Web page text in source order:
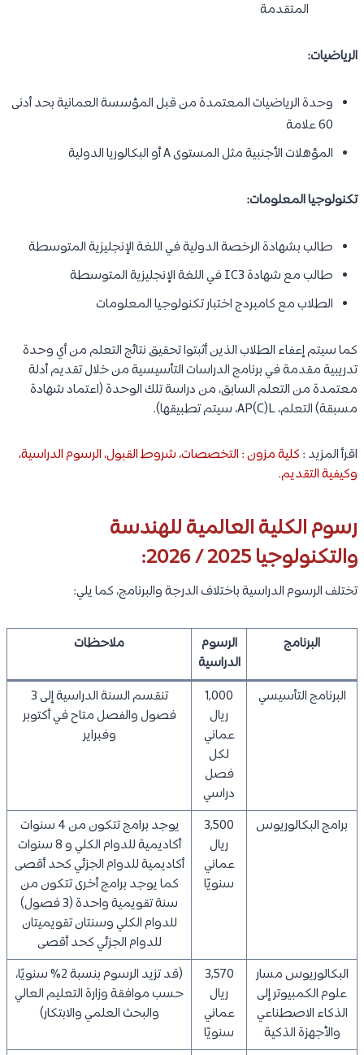
المتقدمة
الرياضيات:
وحدة الرياضيات المعتمدة من قبل المؤسسة العمانية بحد أدنى
60 علامة
المؤهلات الأجنبية مثل المستوى A أو البكالوريا الدولية
تكنولوجيا المعلومات:
طالب بشهادة الرخصة الدولية في اللغة الإنجليزية المتوسطة
طالب مع شهادة IC3 في اللغة الإنجليزية المتوسطة
الطلاب مع كامبردج اختبار تكنولوجيا المعلومات
كما سيتم إعفاء الطلاب الذين أثبتوا تحقيق نتائج التعلم من أي وحدة
تدريبية مقدمة في برنامج الدراسات التأسيسية من خلال تقديم أدلة
معتمدة من التعلم السابق، من دراسة تلك الوحدة (اعتماد شهادة
مسبقة) التعلم، AP(C)L، سيتم تطبيقها).
اقرأ المزيد : كلية مزون : التخصصات، شروط القبول، الرسوم الدراسية،
وكيفية التقديم.
رسوم الكلية العالمية للهندسة
والتكنولوجيا 2025 / 2026:
تختلف الرسوم الدراسية باختلاف الدرجة والبرنامج، كما يلي:
البرنامج
الرسوم
الدراسية
ملاحظات
البرنامج التأسيسي
1,000
ريال
عماني
لكل
فصل
دراسي
تنقسم السنة الدراسية إلى 3
فصول والفصل متاح في أكتوبر
وفبراير
برامج البكالوريوس
3,500
ريال
عماني
سنويًا
يوجد برامج تتكون من 4 سنوات
أكاديمية للدوام الكلي و 8 سنوات
أكاديمية للدوام الجزئي كحد أقصى
كما يوجد برامج أخرى تتكون من
سنة تقويمية واحدة (3 فصول)
للدوام الكلي وسنتان تقويميتان
للدوام الجزئي كحد أقصى
البكالوريوس مسار
علوم الكمبيوتر إلى
الذكاء الاصطناعي
والأجهزة الذكية
3,570
ريال
عماني
سنويًا
(قد تزيد الرسوم بنسبة 2% سنويًا،
حسب موافقة وزارة التعليم العالي
والبحث العلمي والابتكار)